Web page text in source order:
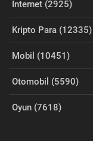
İnternet (2925)
Kripto Para (12335)
Mobil (10451)
Otomobil (5590)
Oyun (7618)